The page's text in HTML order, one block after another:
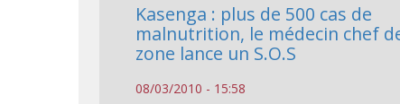
Kasenga : plus de 500 cas de
malnutrition, le médecin chef
zone lance un S.O.S
08/03/2010 - 15:58